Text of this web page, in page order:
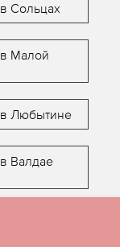
Сольцах
Малой
Любытине
Валдае